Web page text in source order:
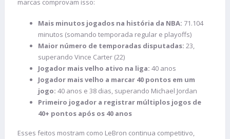
marcas comprovam isso:
Mais minutos jogados na história da NBA: 71.104
minutos (somando temporada regular e playoffs)
Maior número de temporadas disputadas: 23,
superando Vince Carter (22)
Jogador mais velho ativo na liga: 40 anos
Jogador mais velho a marcar 40 pontos em um
jogo: 40 anos e 38 dias, superando Michael Jordan
Primeiro jogador a registrar múltiplos jogos de
40+ pontos após os 40 anos
Esses feitos mostram como LeBron continua competitivo,